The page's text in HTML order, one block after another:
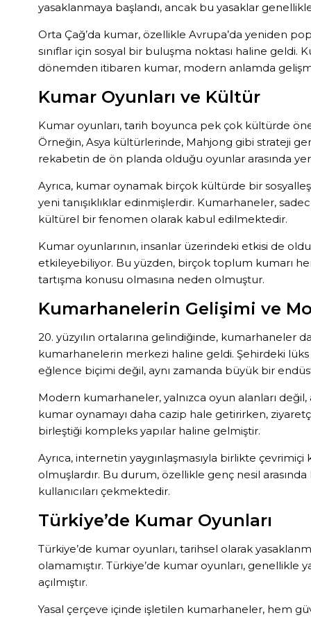
yasaklanmaya başlandı, ancak bu yasaklar
Orta Çağ’da kumar, özellikle Avrupa’da yeniden
sınıflar için sosyal bir buluşma noktası haline
dönemden itibaren kumar, modern anlamda
Kumar Oyunları ve Kültür
Kumar oyunları, tarih boyunca pek çok kültürde
Örneğin, Asya kültürlerinde, Mahjong gibi strateji
rekabetin de ön planda olduğu oyunlar arasında yer
Ayrıca, kumar oynamak birçok kültürde bir
yeni tanışıklıklar edinmişlerdir. Kumarhaneler,
kültürel bir fenomen olarak kabul edilmektedir.
Kumar oyunlarının, insanlar üzerindeki etkisi de
etkileyebiliyor. Bu yüzden, birçok toplum kumarı
tartışma konusu olmasına neden olmuştur.
Kumarhanelerin Gelişimi ve
20. yüzyılın ortalarına gelindiğinde, kumarhaneler
kumarhanelerin merkezi haline geldi. Şehirdeki
eğlence biçimi değil, aynı zamanda büyük bir
Modern kumarhaneler, yalnızca oyun alanları
kumar oynamayı daha cazip hale getirirken,
birleştiği kompleks yapılar haline gelmiştir.
Ayrıca, internetin yaygınlaşmasıyla birlikte
olmuşlardır. Bu durum, özellikle genç nesil
kullanıcıları çekmektedir.
Türkiye’de Kumar Oyunları
Türkiye’de kumar oyunları, tarihsel olarak
olamamıştır. Türkiye’de kumar oyunları,
açılmıştır.
Yasal çerçeve içinde işletilen kumarhaneler, hem